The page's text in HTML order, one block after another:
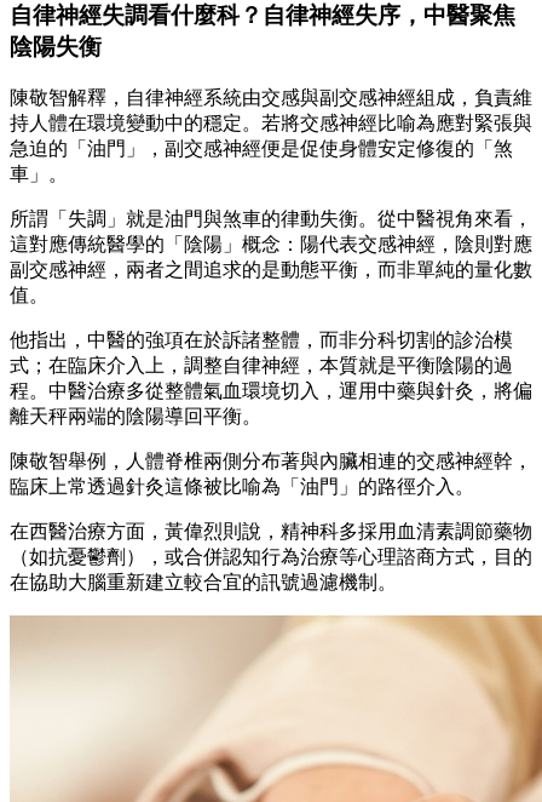
自律神經失調看什麼科？自律神經失序，中醫聚焦
陰陽失衡
陳敬智解釋，自律神經系統由交感與副交感神經組成，負責維
持人體在環境變動中的穩定。若將交感神經比喻為應對緊張與
急迫的「油門」，副交感神經便是促使身體安定修復的「煞
車」。
所謂「失調」就是油門與煞車的律動失衡。從中醫視角來看，
這對應傳統醫學的「陰陽」概念：陽代表交感神經，陰則對應
副交感神經，兩者之間追求的是動態平衡，而非單純的量化數
值。
他指出，中醫的強項在於訴諸整體，而非分科切割的診治模
式；在臨床介入上，調整自律神經，本質就是平衡陰陽的過
程。中醫治療多從整體氣血環境切入，運用中藥與針灸，將偏
離天秤兩端的陰陽導回平衡。
陳敬智舉例，人體脊椎兩側分布著與內臟相連的交感神經幹，
臨床上常透過針灸這條被比喻為「油門」的路徑介入。
在西醫治療方面，黃偉烈則說，精神科多採用血清素調節藥物
（如抗憂鬱劑），或合併認知行為治療等心理諮商方式，目的
在協助大腦重新建立較合宜的訊號過濾機制。